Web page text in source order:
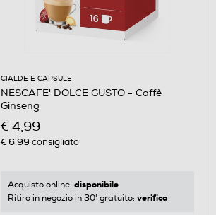
CIALDE E CAPSULE
NESCAFE' DOLCE GUSTO - Caffè
Ginseng
€ 4,99
€ 6,99 consigliato
Acquisto online: disponibile
Ritiro in negozio in 30' gratuito: verifica